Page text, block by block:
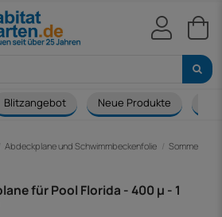
Blitzangebot Neue Produkte
Abdeckplane und Schwimmbeckenfolie
für Pool Florida - 400 µ - 1